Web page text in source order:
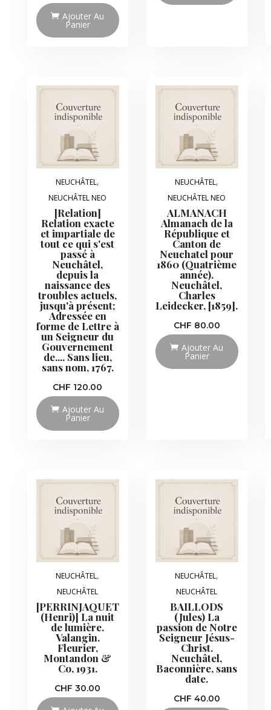
Ajouter Au
Panier
NEUCHÂTEL,
NEUCHÂTEL NEO
[Relation]
Relation exacte
et impartiale de
tout ce qui s'est
passé à
Neuchâtel,
depuis la
naissance des
troubles actuels,
jusqu'à présent;
Adressée en
forme de Lettre à
un Seigneur du
Gouvernement
de.... Sans lieu,
sans nom, 1767.
CHF 120.00
Ajouter Au
Panier
NEUCHÂTEL,
NEUCHÂTEL NEO
ALMANACH
Almanach de la
République et
Canton de
Neuchatel pour
1860 (Quatrième
année).
Neuchâtel,
Charles
Leidecker, [1859].
CHF 80.00
Ajouter Au
Panier
NEUCHÂTEL,
NEUCHÂTEL
[PERRINJAQUET
(Henri)] La nuit
de lumière.
Valangin.
Fleurier,
Montandon &
Co, 1931.
CHF 30.00
NEUCHÂTEL,
NEUCHÂTEL
BAILLODS
(Jules) La
passion de Notre
Seigneur Jésus-
Christ.
Neuchâtel,
Baconnière, sans
date.
CHF 40.00